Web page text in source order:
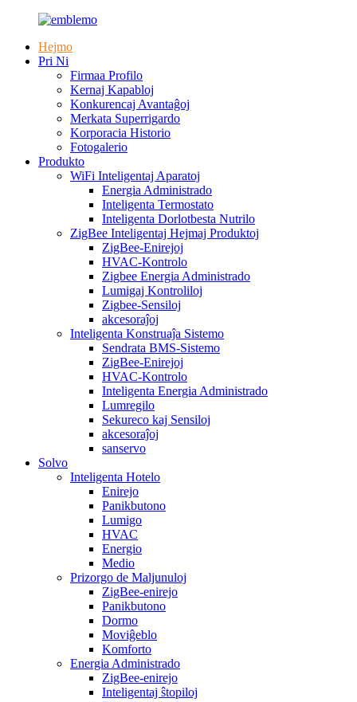
Hejmo
Pri Ni
Firmaa Profilo
Kernaj Kapabloj
Konkurencaj Avantaĝoj
Merkata Superrigardo
Korporacia Historio
Fotogalerio
Produkto
WiFi Inteligentaj Aparatoj
Energia Administrado
Inteligenta Termostato
Inteligenta Dorlotbesta Nutrilo
ZigBee Inteligentaj Hejmaj Produktoj
ZigBee-Enirejoj
HVAC-Kontrolo
Zigbee Energia Administrado
Lumigaj Kontroliloj
Zigbee-Sensiloj
akcesoraĵoj
Inteligenta Konstruaĵa Sistemo
Sendrata BMS-Sistemo
ZigBee-Enirejoj
HVAC-Kontrolo
Inteligenta Energia Administrado
Lumregilo
Sekureco kaj Sensiloj
akcesoraĵoj
sanservo
Solvo
Inteligenta Hotelo
Enirejo
Panikbutono
Lumigo
HVAC
Energio
Medio
Prizorgo de Maljunuloj
ZigBee-enirejo
Panikbutono
Dormo
Moviĝeblo
Komforto
Energia Administrado
ZigBee-enirejo
Inteligentaj ŝtopiloj